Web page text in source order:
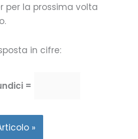
per la prossima volta
in cifre:
=